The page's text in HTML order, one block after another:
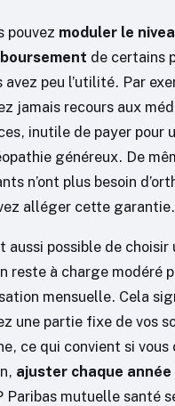
pouvez moduler le
de certains
avez peu l’utilité. Par
jamais recours aux
inutile de payer pour
généreux. De
n’ont plus besoin
alléger cette garantie.
aussi possible de choisir
reste à charge modéré
mensuelle. Cela
une partie fixe de vos
ce qui convient si vous
ajuster chaque année
Paribas mutuelle santé